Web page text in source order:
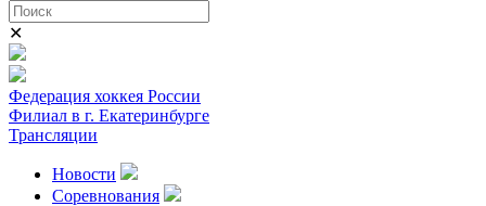
✕
Федерация хоккея России
Филиал в г. Екатеринбурге
Трансляции
Новости
Соревнования